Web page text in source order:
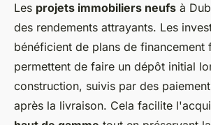
Les projets immobiliers neufs à
des rendements attrayants. Les
bénéficient de plans de financement
permettent de faire un dépôt initial
construction, suivis par des
après la livraison. Cela facilite